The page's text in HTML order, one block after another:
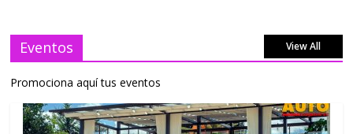
Eventos View All
Promociona aquí tus eventos